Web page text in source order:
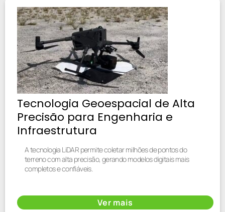
Tecnologia Geoespacial de Alta
Precisão para Engenharia e
Infraestrutura
A tecnologia LiDAR permite coletar milhões de pontos do
terreno com alta precisão, gerando modelos digitais mais
completos e confiáveis.
Ver mais